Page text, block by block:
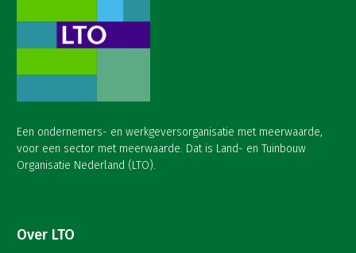
Een ondernemers- en werkgeversorganisatie met meerwaarde,
voor een sector met meerwaarde. Dat is Land- en Tuinbouw
Organisatie Nederland (LTO).
Over LTO